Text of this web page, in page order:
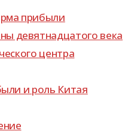
прибыли
девят­на­дца­того века
центра
и роль Китая